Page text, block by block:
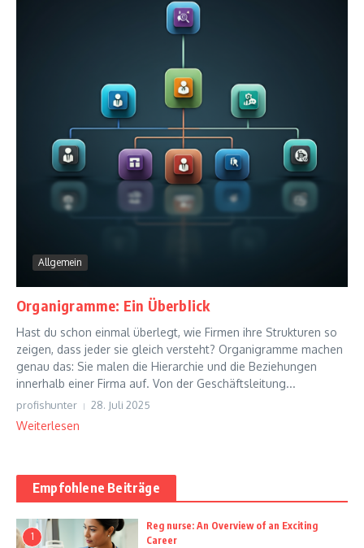
Allgemein
Organigramme: Ein Überblick
Hast du schon einmal überlegt, wie Firmen ihre Strukturen so
zeigen, dass jeder sie gleich versteht? Organigramme machen
genau das: Sie malen die Hierarchie und die Beziehungen
innerhalb einer Firma auf. Von der Geschäftsleitung...
profishunter 28. Juli 2025
Weiterlesen
Empfohlene Beiträge
1
Reg nurse: An Overview of an Exciting
Career